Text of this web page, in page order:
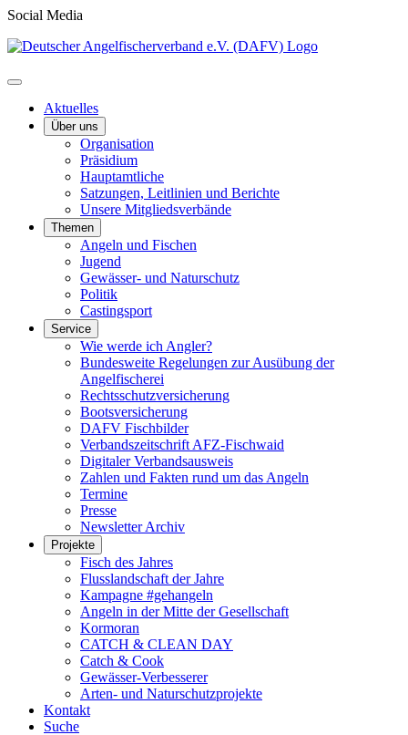
Social Media
Aktuelles
Über uns
Organisation
Präsidium
Hauptamtliche
Satzungen, Leitlinien und Berichte
Unsere Mitgliedsverbände
Themen
Angeln und Fischen
Jugend
Gewässer- und Naturschutz
Politik
Castingsport
Service
Wie werde ich Angler?
Bundesweite Regelungen zur Ausübung der
Angelfischerei
Rechtsschutzversicherung
Bootsversicherung
DAFV Fischbilder
Verbandszeitschrift AFZ-Fischwaid
Digitaler Verbandsausweis
Zahlen und Fakten rund um das Angeln
Termine
Presse
Newsletter Archiv
Projekte
Fisch des Jahres
Flusslandschaft der Jahre
Kampagne #gehangeln
Angeln in der Mitte der Gesellschaft
Kormoran
CATCH & CLEAN DAY
Catch & Cook
Gewässer-Verbesserer
Arten- und Naturschutzprojekte
Kontakt
Suche